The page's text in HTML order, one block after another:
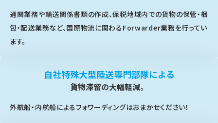
通関業務や輸送関係書類の作成、保税地域内での貨物の保管・梱
包・配送業務など、国際物流に関わるForwarder業務を行ってい
ます。
自社特殊大型陸送専門部隊による
貨物滞留の大幅軽減。
外航船・内航船によるフォワーディングはおまかせください！